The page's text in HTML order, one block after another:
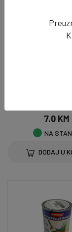
7.0 KM
NA
DODAJ U